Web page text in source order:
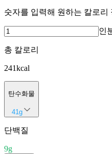
숫자를 입력해 원하는 칼로리
인
총 칼로리
241kcal
탄수화물
41g
단백질
9g